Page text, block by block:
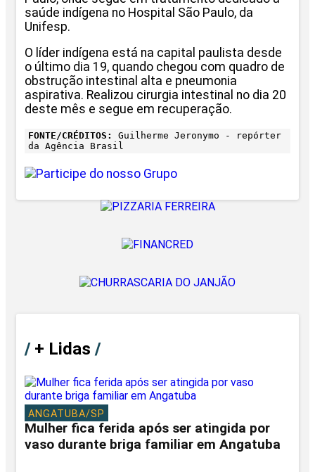
saúde indígena no Hospital São Paulo, da
Unifesp.
O líder indígena está na capital paulista desde
o último dia 19, quando chegou com quadro de
obstrução intestinal alta e pneumonia
aspirativa. Realizou cirurgia intestinal no dia 20
deste mês e segue em recuperação.
FONTE/CRÉDITOS:
Guilherme Jeronymo - repórter
da Agência Brasil
/+ Lidas /
ANGATUBA/SP
Mulher fica ferida após ser atingida por
vaso durante briga familiar em Angatuba